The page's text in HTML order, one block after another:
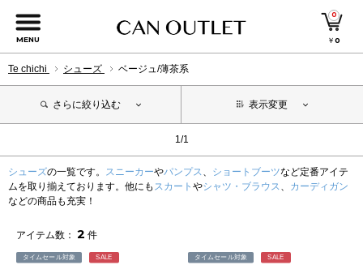
MENU
0
￥0
Te chichi シューズ ベージュ/薄茶系
さらに絞り込む 表示変更
1/1
シューズの一覧です。 スニーカーやパンプス、 ショートブーツなど定番アイテ
ムを取り揃えております。他にも スカート やシャツ・ブラウス、 カーディガン
などの商品も充実！
アイテム数： 2 件
タイムセール対象 SALE タイムセール対象 SALE